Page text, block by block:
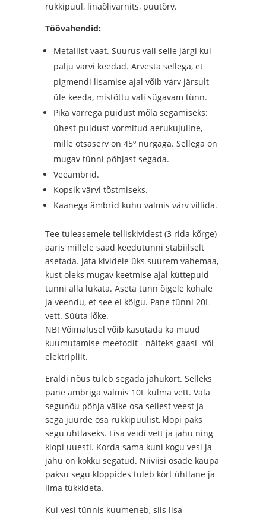
rukkipüül, linaõlivärnits, puutõrv.
Töövahendid:
Metallist vaat. Suurus vali selle järgi kui
palju värvi keedad. Arvesta sellega, et
pigmendi lisamise ajal võib värv järsult
üle keeda, mistõttu vali sügavam tünn.
Pika varrega puidust mõla segamiseks:
ühest puidust vormitud aerukujuline,
mille otsaserv on 45º nurgaga. Sellega on
mugav tünni põhjast segada.
Veeämbrid.
Kopsik värvi tõstmiseks.
Kaanega ämbrid kuhu valmis värv villida.
Tee tuleasemele telliskividest (3 rida kõrge)
ääris millele saad keedutünni stabiilselt
asetada. Jäta kividele üks suurem vahemaa,
kust oleks mugav keetmise ajal küttepuid
tünni alla lükata. Aseta tünn õigele kohale
ja veendu, et see ei kõigu. Pane tünni 20L
vett. Süüta lõke.
NB! Võimalusel võib kasutada ka muud
kuumutamise meetodit - näiteks gaasi- või
elektripliit.
Eraldi nõus tuleb segada jahukört. Selleks
pane ämbriga valmis 10L külma vett. Vala
segunõu põhja väike osa sellest veest ja
sega juurde osa rukkipüülist, klopi paks
segu ühtlaseks. Lisa veidi vett ja jahu ning
klopi uuesti. Korda sama kuni kogu vesi ja
jahu on kokku segatud. Niiviisi osade kaupa
paksu segu kloppides tuleb kört ühtlane ja
ilma tükkideta.
Kui vesi tünnis kuumeneb, siis lisa